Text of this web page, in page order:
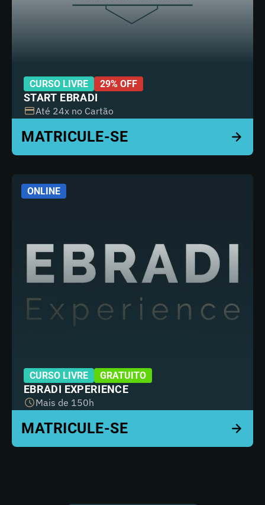
CURSO LIVRE 29% OFF
START EBRADI
Até 24x no Cartão
ONLINE
CURSO LIVRE GRATUITO
EBRADI EXPERIENCE
Mais de 150h